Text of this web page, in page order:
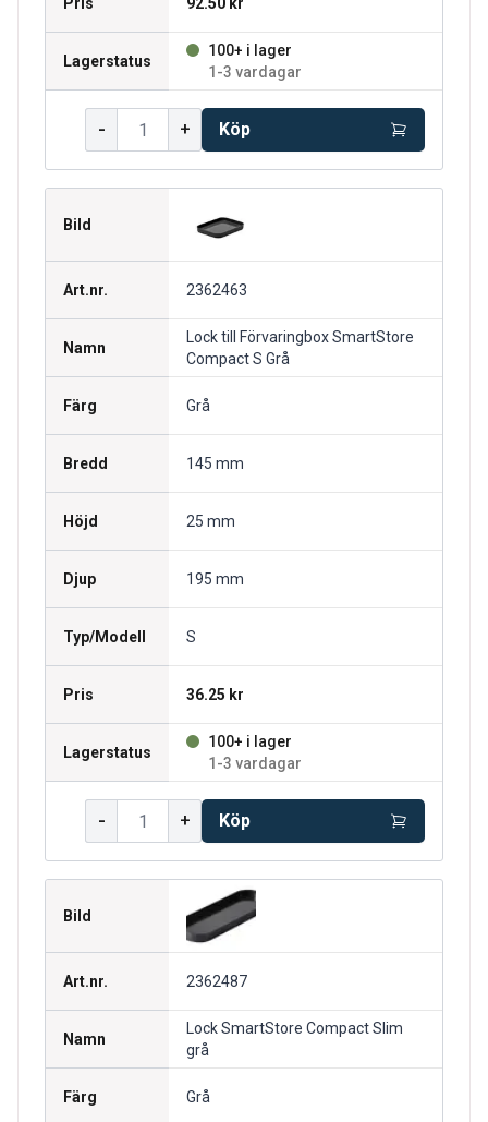
Lagerstatus
100+ i lager
1-3 vardagar
- + Köp
Bild
Art.nr. 2362463
Namn
Lock till Förvaringbox SmartStore
Compact S Grå
Färg Grå
Bredd 145 mm
Höjd 25 mm
Djup 195 mm
Typ/Modell S
Pris 36.25 kr
Lagerstatus
100+ i lager
1-3 vardagar
- + Köp
Bild
Art.nr. 2362487
Namn
Lock SmartStore Compact Slim
grå
Färg Grå